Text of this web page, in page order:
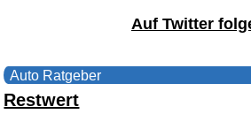
Auf Twitter
Auto Ratgeber
Restwert